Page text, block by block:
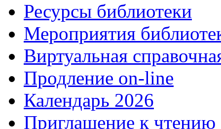
Ресурсы библиотеки
Мероприятия
Виртуальная
Продление on-line
Календарь 2026
Приглашение к чтению